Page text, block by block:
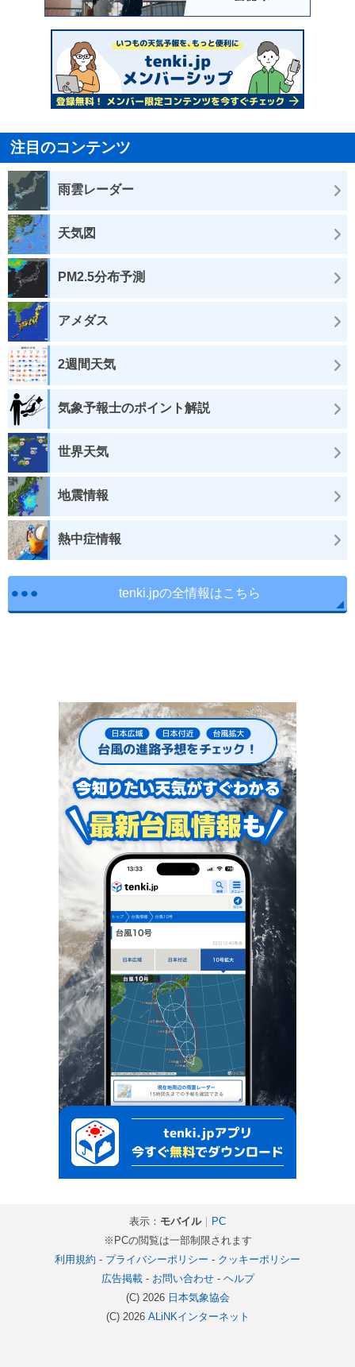
注目のコンテンツ
雨雲レーダー
天気図
PM2.5分布予測
アメダス
2週間天気
気象予報士のポイント解説
世界天気
地震情報
熱中症情報
tenki.jpの全情報はこちら
表示： モバイル｜ PC
※PCの閲覧は一部制限されます
利用規約 - プライバシーポリシー - クッキーポリシー
広告掲載- お問い合わせ- ヘルプ
(C) 2026 日本気象協会
(C) 2026 ALiNKインターネット